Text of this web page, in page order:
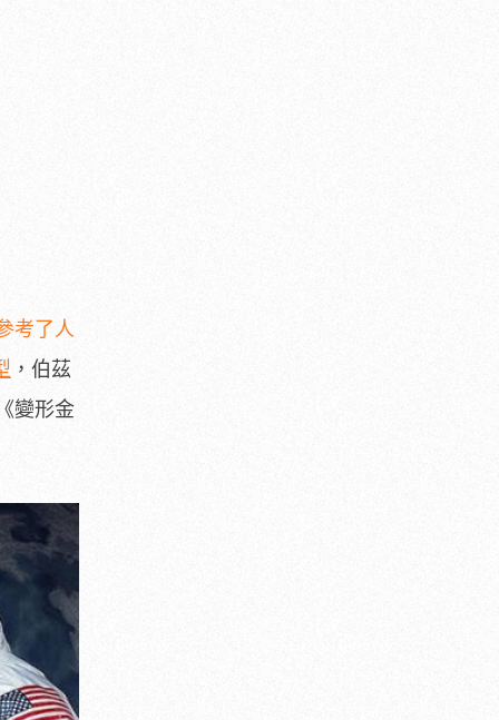
考了人
，伯茲
變形金